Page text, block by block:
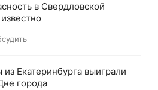
в Свердловской
Екатеринбурга выиграли
города